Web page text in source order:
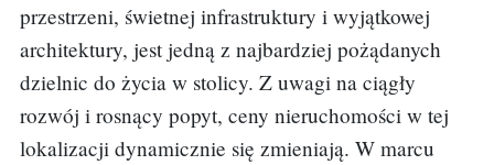
przestrzeni, świetnej infrastruktury i wyjątkowej
architektury, jest jedną z najbardziej pożądanych
dzielnic do życia w stolicy. Z uwagi na ciągły
rozwój i rosnący popyt, ceny nieruchomości w tej
lokalizacji dynamicznie się zmieniają. W marcu